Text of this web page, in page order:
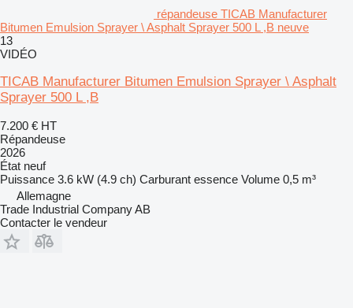
répandeuse TICAB Manufacturer
Bitumen Emulsion Sprayer \ Asphalt Sprayer 500 L ,B neuve
13
VIDÉO
TICAB Manufacturer Bitumen Emulsion Sprayer \ Asphalt
Sprayer 500 L ,B
7.200 € HT
Répandeuse
2026
État neuf
Puissance 3.6 kW (4.9 ch) Carburant essence Volume 0,5 m³
Allemagne
Trade Industrial Company AB
Contacter le vendeur